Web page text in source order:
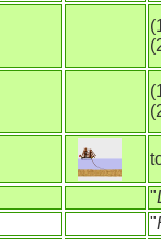
"
"